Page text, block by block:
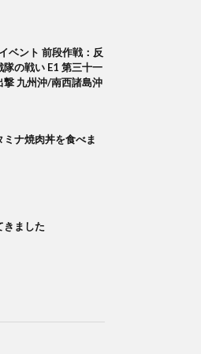
ベント 前段作戦：反
の戦い E1 第三十一
撃 九州沖/南西諸島沖
ナ焼肉丼を食べま
きました